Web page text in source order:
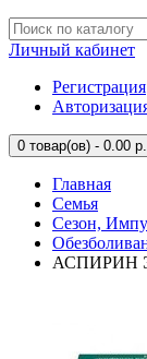
Личный кабинет
Регистрация
0 товар(ов) - 0.00 р.
Главная
Семья
Сезон,
АСПИРИН